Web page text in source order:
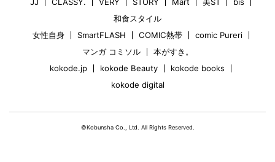
和食スタイル
女性自身
SmartFLASH COMIC熱帯
comic Pureri
マンガ コミソル
本がすき。
kokode.jp
kokode Beauty
kokode books
kokode digital
©Kobunsha Co., Ltd. All Rights Reserved.